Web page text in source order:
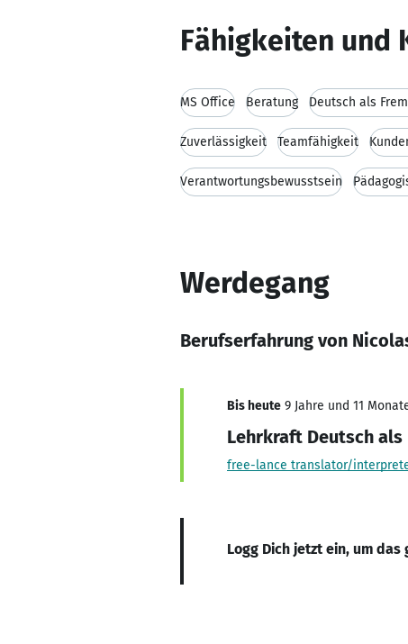
Fähigkeiten und
MS Office Beratung Deutsch als
Zuverlässigkeit Teamfähigkeit
Verantwortungsbewusstsein
Werdegang
Berufserfahrung von
Bis heute 9 Jahre und 11
Lehrkraft Deutsch als
free-lance translator/
Logg Dich jetzt ein, um das